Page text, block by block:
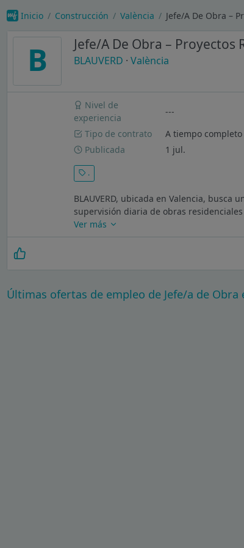
Inicio Construcción València Jefe/A De Obra –
B Jefe/A De Obra – Proyectos
BLAUVERD · València
Nivel de
experiencia
---
Tipo de contrato
A tiempo completo
Publicada
1 jul.
.
BLAUVERD, ubicada en Valencia,
supervisión diaria de obras
Ver más
Últimas ofertas de empleo de Jefe/a de Obra